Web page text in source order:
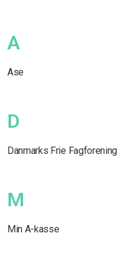
A
Ase
D
Danmarks Frie Fagforening
M
Min A-kasse